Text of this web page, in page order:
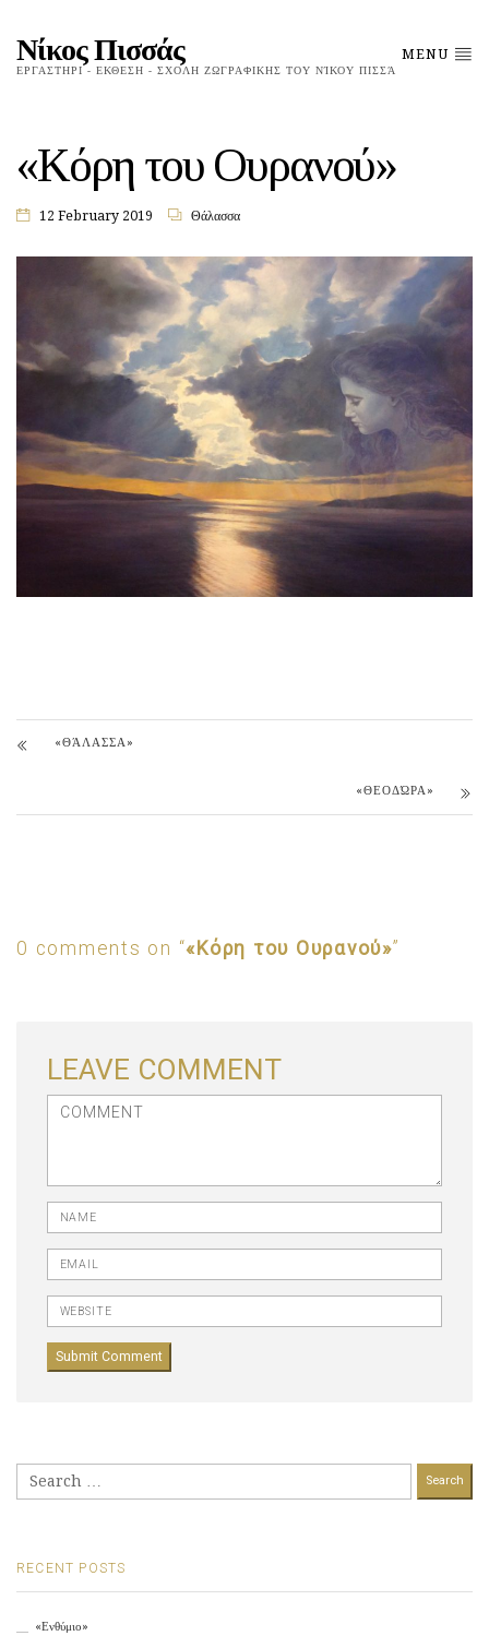
Νίκος Πισσάς
ΕΡΓΑΣΤΗΡΙ - ΕΚΘΕΣΗ - ΣΧΟΛΗ ΖΩΓΡΑΦΙΚΗΣ ΤΟΥ ΝΊΚΟΥ ΠΙΣΣΆ
MENU
«Κόρη του Ουρανού»
12 February 2019 Θάλασσα
«ΘΆΛΑΣΣΑ»
«ΘΕΟΔΏΡΑ»
0 comments on “«Κόρη του Ουρανού»”
LEAVE COMMENT
<b>Comment</b> ( * )
Name
Email
Website
for:
RECENT POSTS
«Ενθύμιο»